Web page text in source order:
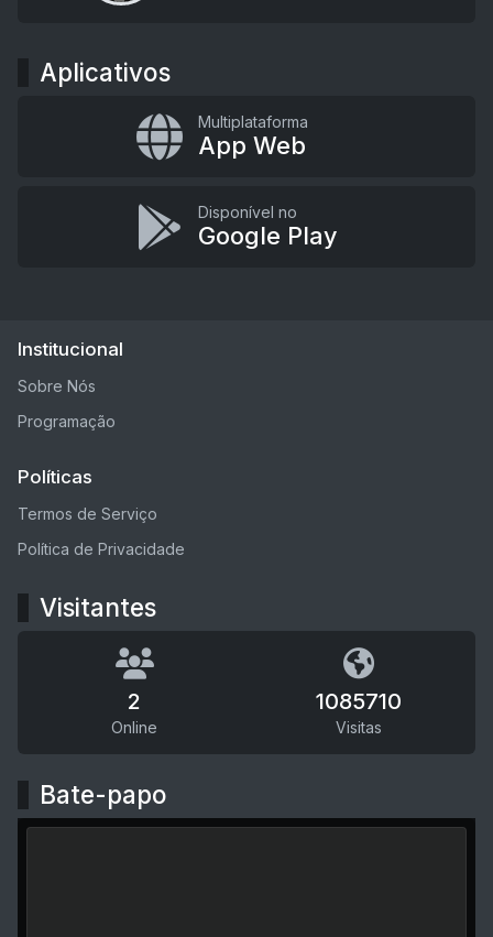
Aplicativos
Multiplataforma
App Web
Disponível no
Google Play
Institucional
Sobre Nós
Programação
Políticas
Termos de Serviço
Política de Privacidade
Visitantes
2
Online
1085710
Visitas
Bate-papo